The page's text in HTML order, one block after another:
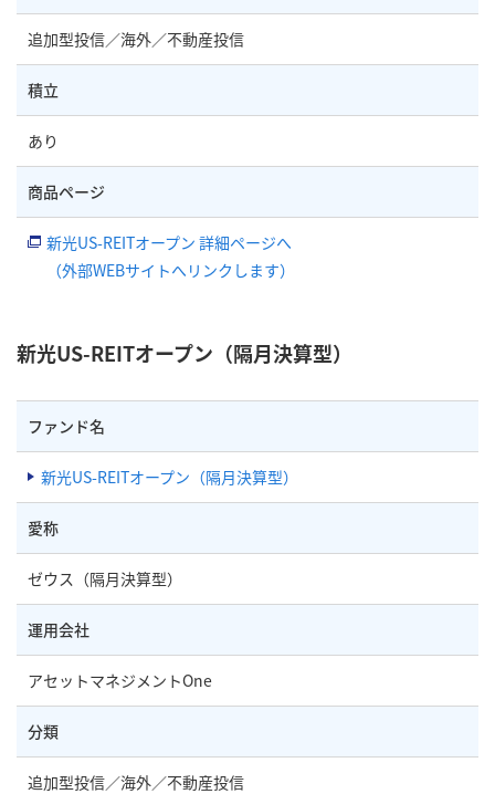
追加型投信／海外／不動産投信
積立
あり
商品ページ
新光US-REITオープン 詳細ページへ
（外部WEBサイトへリンクします）
新光US-REITオープン（隔月決算型）
ファンド名
新光US-REITオープン（隔月決算型）
愛称
ゼウス（隔月決算型）
運用会社
アセットマネジメントOne
分類
追加型投信／海外／不動産投信